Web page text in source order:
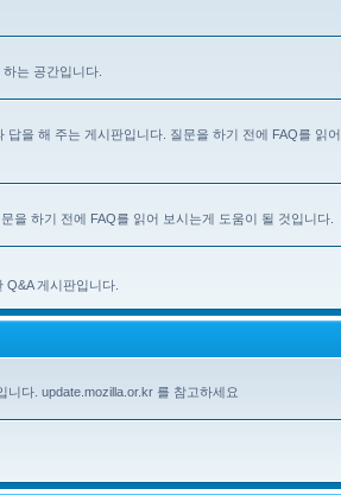
는 공간입니다.
을 해 주는 게시판입니다. 질문을 하기 전에 FAQ를 읽어
을 하기 전에 FAQ를 읽어 보시는게 도움이 될 것입니다.
게시판입니다.
다. update.mozilla.or.kr 를 참고하세요